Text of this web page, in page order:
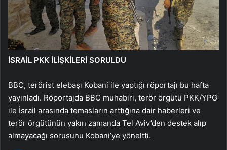
İSRAİL PKK İLİŞKİLERİ SORULDU
BBC, terörist elebaşı Kobani ile yaptığı röportajı bu hafta
yayınladı. Röportajda BBC muhabiri, terör örgütü PKK/YPG
ile İsrail arasında temasların arttığına dair haberleri ve
terör örgütünün yakın zamanda Tel Aviv’den destek alıp
almayacağı sorusunu Kobani’ye yöneltti.